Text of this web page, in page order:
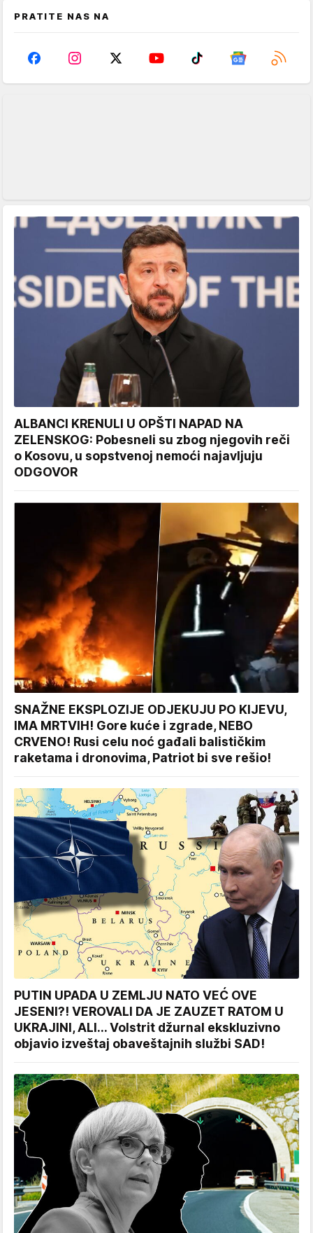
PRATITE NAS NA
ALBANCI KRENULI U OPŠTI NAPAD NA
ZELENSKOG: Pobesneli su zbog njegovih reči
o Kosovu, u sopstvenoj nemoći najavljuju
ODGOVOR
SNAŽNE EKSPLOZIJE ODJEKUJU PO KIJEVU,
IMA MRTVIH! Gore kuće i zgrade, NEBO
CRVENO! Rusi celu noć gađali balističkim
raketama i dronovima, Patriot bi sve rešio!
PUTIN UPADA U ZEMLJU NATO VEĆ OVE
JESENI?! VEROVALI DA JE ZAUZET RATOM U
UKRAJINI, ALI... Volstrit džurnal ekskluzivno
objavio izveštaj obaveštajnih službi SAD!